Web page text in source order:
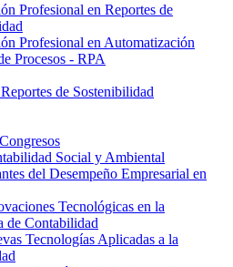
Profesional en Reportes de
Profesional en Automatización
Procesos - RPA
de Sostenibilidad
Social y Ambiental
del Desempeño Empresarial en
Tecnológicas en la
de Contabilidad
Tecnologías Aplicadas a la